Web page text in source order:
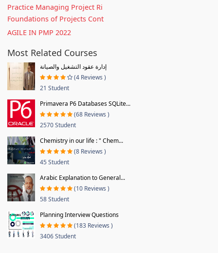
Practice Managing Project Ri
Foundations of Projects Cont
AGILE IN PMP 2022
Most Related Courses
إدارة عقود التشغيل والصيانة
(4 Reviews )
21 Student
Primavera P6 Databases SQLite...
(68 Reviews )
2570 Student
Chemistry in our life : " Chem...
(8 Reviews )
45 Student
Arabic Explanation to General...
(10 Reviews )
58 Student
Planning Interview Questions
(183 Reviews )
3406 Student